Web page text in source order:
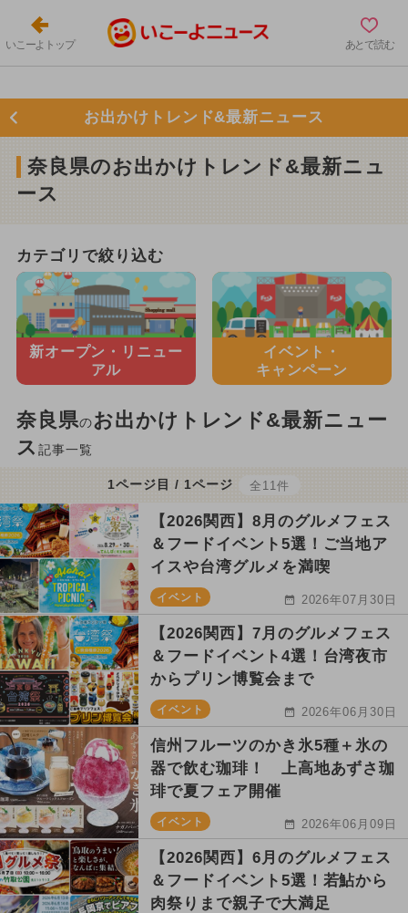
いこーよトップ あとで読む
お出かけトレンド&最新ニュース
奈良県のお出かけトレンド&最新ニュ
ース
カテゴリで絞り込む
新オープン・ リニュー
アル
イベント・
キャンペーン
奈良県のお出かけトレンド&最新ニュー
ス 記事一覧
1ページ目 / 1ページ 全11件
【2026関西】8月のグルメフェス
＆フードイベント5選！ご当地ア
イスや台湾グルメを満喫
イベント 2026年07月30日
【2026関西】7月のグルメフェス
＆フードイベント4選！台湾夜市
からプリン博覧会まで
イベント 2026年06月30日
信州フルーツのかき氷5種＋氷の
器で飲む珈琲！ 上高地あずさ珈
琲で夏フェア開催
イベント 2026年06月09日
【2026関西】6月のグルメフェス
＆フードイベント5選！若鮎から
肉祭りまで親子で大満足